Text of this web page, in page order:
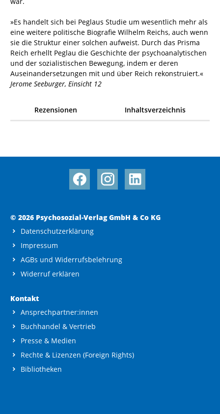
»Es handelt sich bei Peglaus Studie um wesentlich mehr als
eine weitere politische Biografie Wilhelm Reichs, auch wenn
sie die Struktur einer solchen aufweist. Durch das Prisma
Reich erhellt Peglau die Geschichte der psychoanalytischen
und der sozialistischen Bewegung, indem er deren
Auseinandersetzungen mit und über Reich rekonstruiert.«
Jerome Seeburger, Einsicht 12
Rezensionen Inhaltsverzeichnis
© 2026 Psychosozial-Verlag GmbH & Co KG
Datenschutzerklärung
Impressum
AGBs und Widerrufsbelehrung
Widerruf erklären
Kontakt
Ansprechpartner:innen
Buchhandel & Vertrieb
Presse & Medien
Rechte & Lizenzen (Foreign Rights)
Bibliotheken